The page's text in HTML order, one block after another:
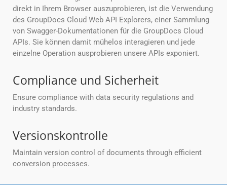
direkt in Ihrem Browser auszuprobieren, ist die Verwendung
des GroupDocs Cloud Web API Explorers, einer Sammlung
von Swagger-Dokumentationen für die GroupDocs Cloud
APIs. Sie können damit mühelos interagieren und jede
einzelne Operation ausprobieren unsere APIs exponiert.
Compliance und Sicherheit
Ensure compliance with data security regulations and
industry standards.
Versionskontrolle
Maintain version control of documents through efficient
conversion processes.